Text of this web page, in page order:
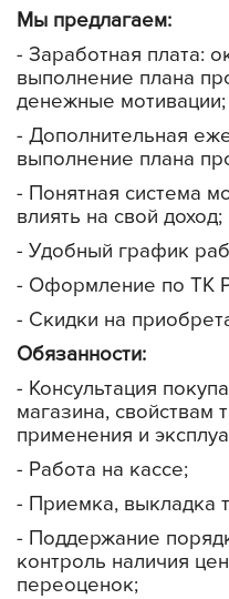
Мы предлагаем:
- Заработная плата:
выполнение плана
денежные мотивации;
- Дополнительная
выполнение плана
- Понятная система
влиять на свой доход;
- Удобный график
- Оформление по ТК
- Скидки на
Обязанности:
- Консультация
магазина, свойствам
применения и
- Работа на кассе;
- Приемка, выкладка
- Поддержание
контроль наличия
переоценок;